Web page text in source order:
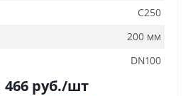
C250
200 мм
DN100
466 руб./шт